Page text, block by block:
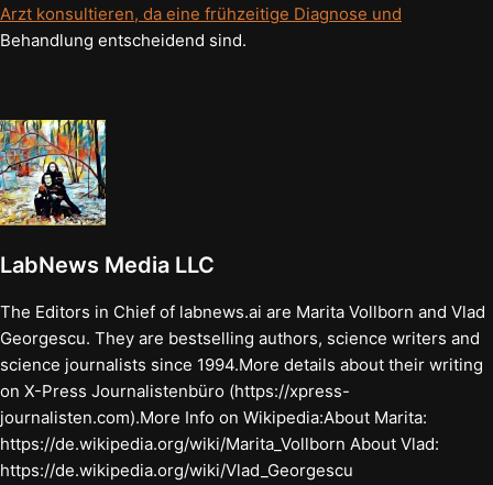
Arzt konsultieren, da eine frühzeitige Diagnose und
Behandlung entscheidend sind.
LabNews Media LLC
The Editors in Chief of labnews.ai are Marita Vollborn and Vlad
Georgescu. They are bestselling authors, science writers and
science journalists since 1994.More details about their writing
on X-Press Journalistenbüro (https://xpress-
journalisten.com).More Info on Wikipedia:About Marita:
https://de.wikipedia.org/wiki/Marita_Vollborn About Vlad:
https://de.wikipedia.org/wiki/Vlad_Georgescu